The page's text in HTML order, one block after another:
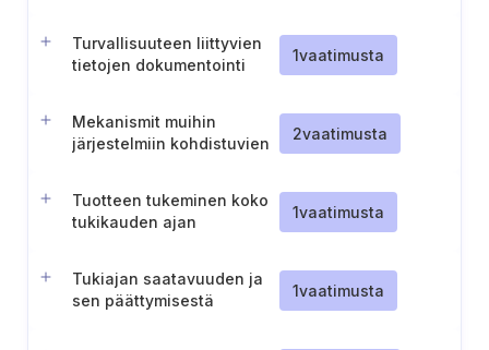
Turvallisuuteen liittyvien
tietojen dokumentointi
1vaatimusta
Mekanismit muihin
järjestelmiin kohdistuvien
minimoimiseksi
2vaatimusta
Tuotteen tukeminen koko
tukikauden ajan
1vaatimusta
Tukiajan saatavuuden ja
sen päättymisestä
1vaatimusta